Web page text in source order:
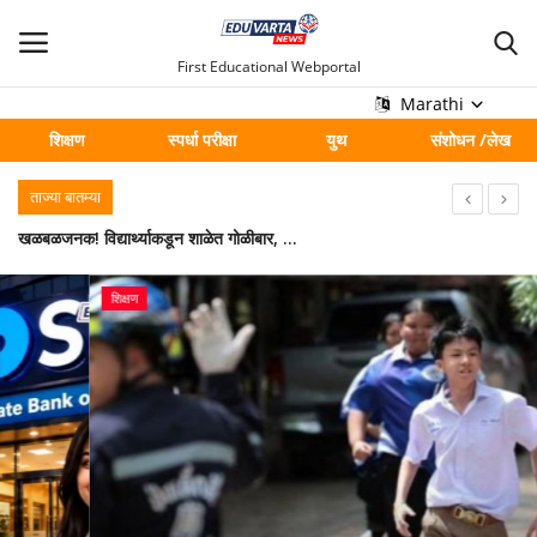
First Educational Webportal
Marathi
शिक्षण
स्पर्धा परीक्षा युथ संशोधन /लेख
मुख्य
शिक्षण
स्पर्धा परीक्षा
युथ
संशोधन /लेख
शहर
ताज्या बातम्या
खळबळजनक! विद्यार्थ्याकडून शाळेत गोळीबार, शिक्षकासह तीन विद्यार्थ्यांचा मृत्यू
एससी-एसटी आरक्षणात क्रिमी लेयर लागू होणार नाही; केंद्र सरकारची सुप्रीम कोर्टात भूमिका
मुंबई विद्यापीठ! 'या' तारखेपर्यंत विद्यार्थ्यांना प्रवेशाची शेवटची संधी; परिपत्रक जारी
रानभाज्या आणि भरडधान्य महोत्सवातून जैवविविधता, पोषण आणि परंपरेचा जागर
मूल्य जपत आजच्या काळातील नवीन प्रश्न सोडविणे म्हणजे यश : इंद्रनील चितळे; मएसोच्या गुणवंत विद्यार्थ्यांचा गौरव
शिक्षण